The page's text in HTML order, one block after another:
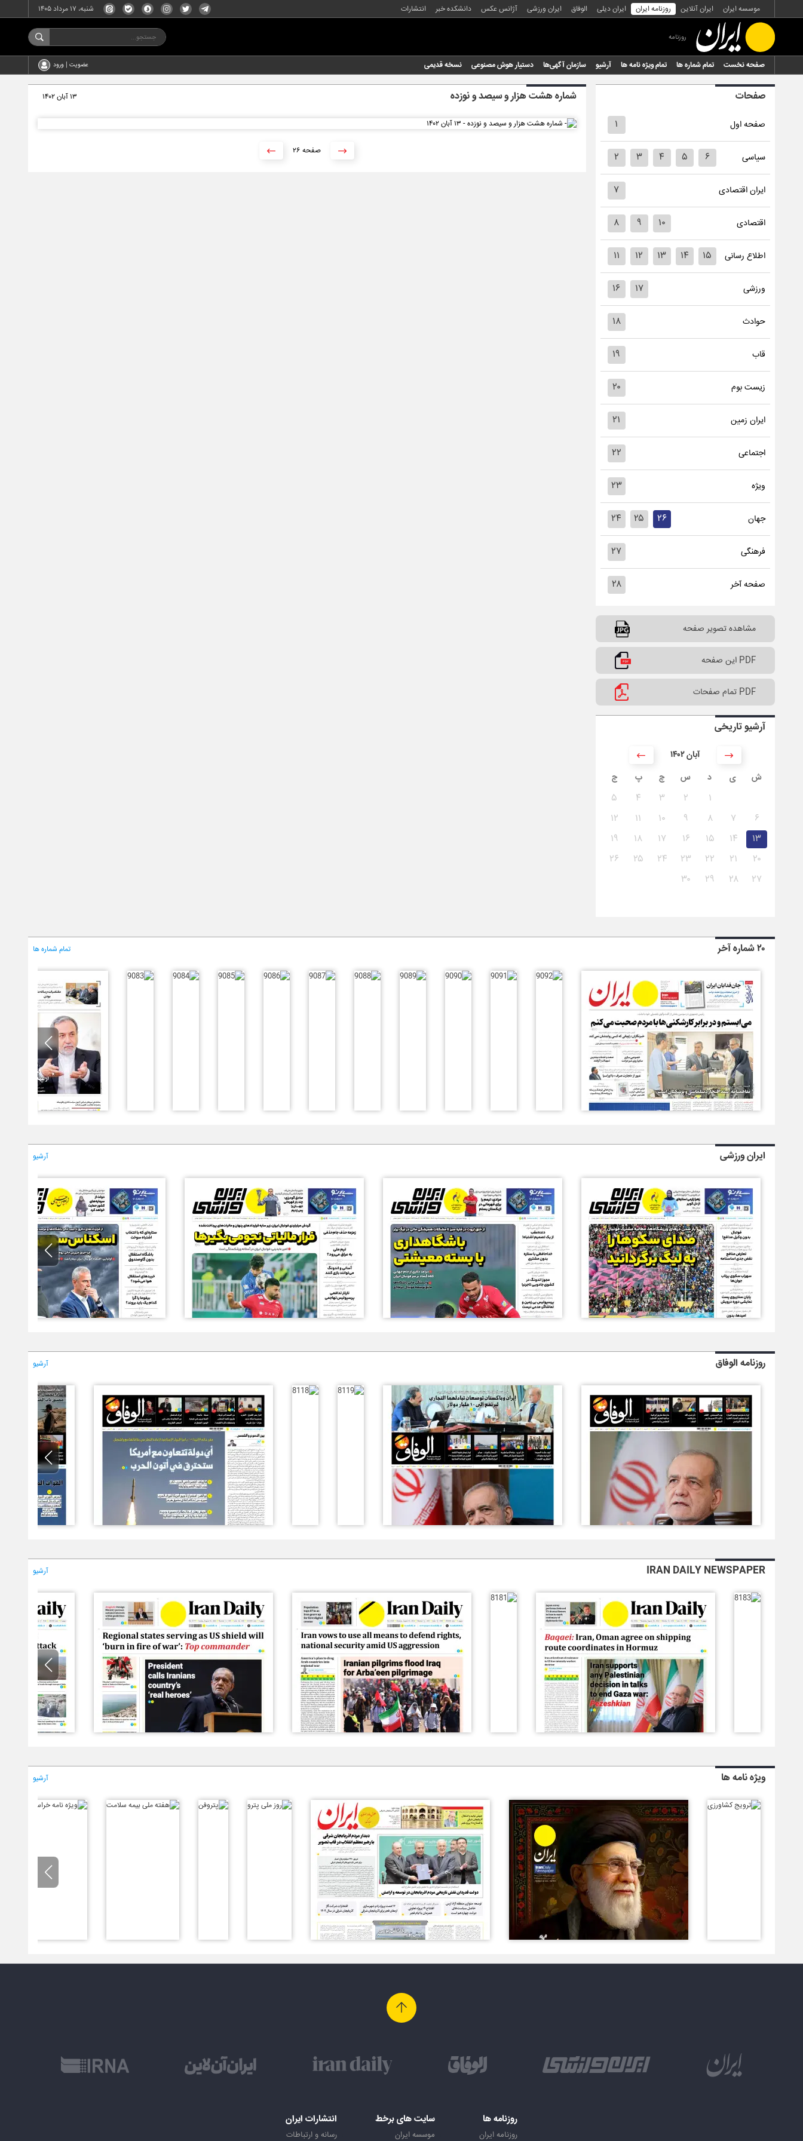
موسسه ایران ایران آنلاین روزنامه ایران ایران دیلی الوفاق ایران ورزشی آژانس عکس دانشکده خبر انتشارات شنبه، ۱۷ مرداد ۱۴۰۵
روزنامه
صفحه نخست تمام شماره ها تمام ویژه نامه ها آرشیو سازمان آگهی‌ها دستیار هوش مصنوعی نسخه قدیمی عضویت | ورود
صفحات
صفحه اول ۱
سیاسی ۲ ۳ ۴ ۵ ۶
ایران اقتصادی ۷
اقتصادی ۸ ۹ ۱۰
اطلاع رسانی ۱۱ ۱۲ ۱۳ ۱۴ ۱۵
ورزشی ۱۶ ۱۷
حوادث ۱۸
قاب ۱۹
زیست بوم ۲۰
ایران زمین ۲۱
اجتماعی ۲۲
ویژه ۲۳
جهان ۲۴ ۲۵ ۲۶
فرهنگی ۲۷
صفحه آخر ۲۸
مشاهده تصویر صفحه
PDF این صفحه
PDF تمام صفحات
آرشیو تاریخی
۱۴۰۲ آبان
ش
ی د س چ پ ج
۱ ۲ ۳ ۴
۵
۶
۷ ۸ ۹ ۱۰ ۱۱
۱۲
۱۳
۱۴ ۱۵ ۱۶ ۱۷ ۱۸
۱۹
۲۰
۲۱ ۲۲ ۲۳ ۲۴ ۲۵
۲۶
۲۷
۲۸ ۲۹ ۳۰
شماره هشت هزار و سیصد و نوزده ۱۳ آبان ۱۴۰۲
۲۶
۲۰ شماره آخر تمام شماره ها
ایران ورزشی آرشیو
روزنامه الوفاق آرشیو
IRAN DAILY NEWSPAPER آرشیو
ویژه نامه ها آرشیو
روزنامه ها
روزنامه ایران
سایت های برخط
موسسه ایران
انتشارات ایران
رسانه و ارتباطات